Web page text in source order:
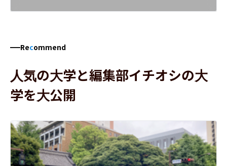
Recommend
人気の大学と編集部イチオシの大
学を大公開